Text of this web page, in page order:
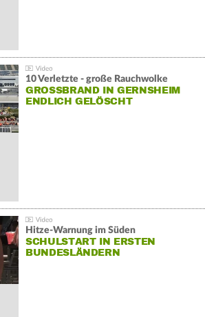
10 Verletzte - große Rauchwolke
GROSSBRAND IN GERNSHEIM E
NDLICH GELÖSCHT
Hitze-Warnung im Süden
SCHULSTART IN ERSTEN
BUNDESLÄNDERN